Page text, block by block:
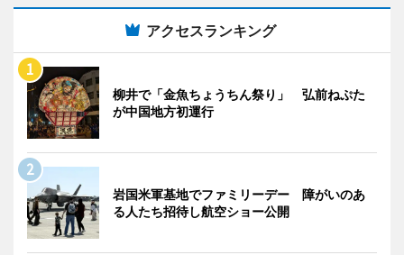
アクセスランキング
柳井で「金魚ちょうちん祭り」 弘前ねぷた
が中国地方初運行
岩国米軍基地でファミリーデー 障がいのあ
る人たち招待し航空ショー公開